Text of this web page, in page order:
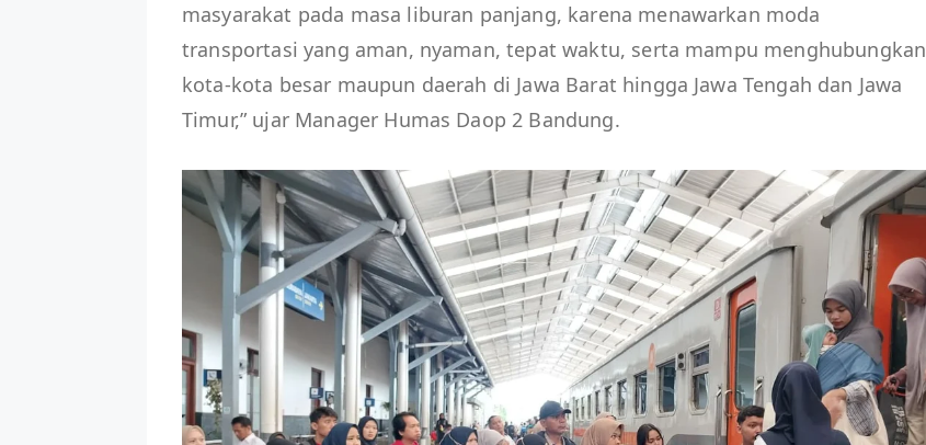
masyarakat pada masa liburan panjang, karena menawarkan moda
transportasi yang aman, nyaman, tepat waktu, serta mampu menghubungkan
kota-kota besar maupun daerah di Jawa Barat hingga Jawa Tengah dan Jawa
Timur,” ujar Manager Humas Daop 2 Bandung.